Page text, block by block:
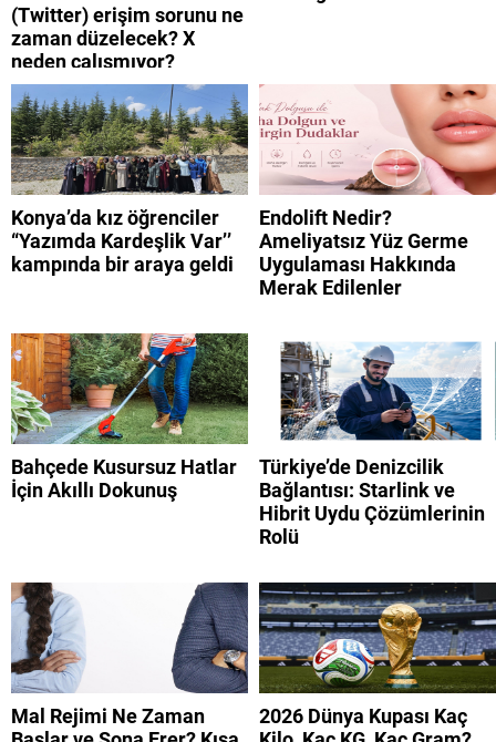
(Twitter) erişim sorunu ne
zaman düzelecek? X
neden çalışmıyor?
Konya’da kız öğrenciler
“Yazımda Kardeşlik Var’’
kampında bir araya geldi
Endolift Nedir?
Ameliyatsız Yüz Germe
Uygulaması Hakkında
Merak Edilenler
Bahçede Kusursuz Hatlar
İçin Akıllı Dokunuş
Türkiye’de Denizcilik
Bağlantısı: Starlink ve
Hibrit Uydu Çözümlerinin
Rolü
Mal Rejimi Ne Zaman
2026 Dünya Kupası Kaç